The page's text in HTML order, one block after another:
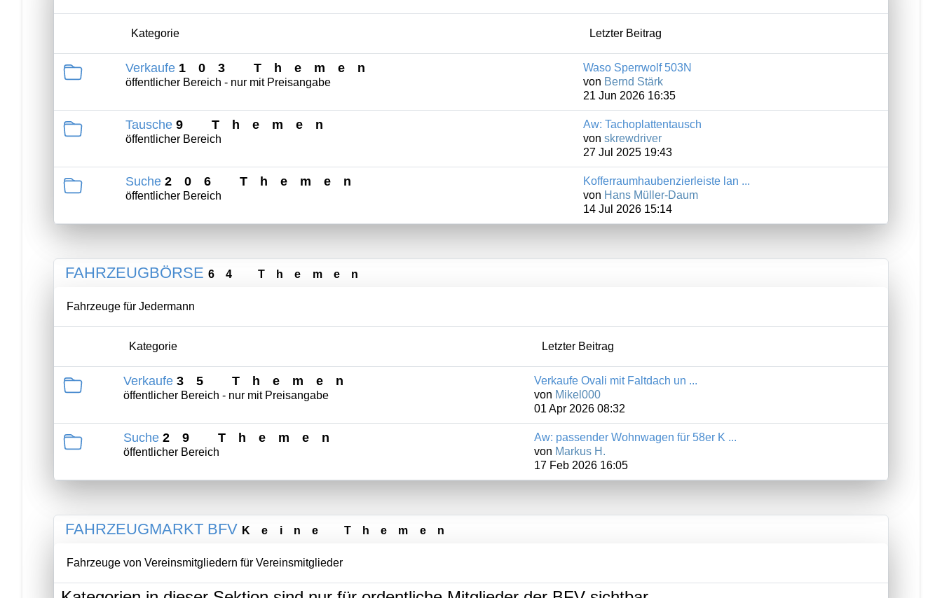
Kategorie Letzter Beitrag
Verkaufe 103 Themen
öffentlicher Bereich - nur mit Preisangabe
Waso Sperrwolf 503N
von Bernd Stärk
21 Jun 2026 16:35
Tausche 9 Themen
öffentlicher Bereich
Aw: Tachoplattentausch
von skrewdriver
27 Jul 2025 19:43
Suche 206 Themen
öffentlicher Bereich
Kofferraumhaubenzierleiste lan ...
von Hans Müller-Daum
14 Jul 2026 15:14
FAHRZEUGBÖRSE 64 Themen
Fahrzeuge für Jedermann
Kategorie Letzter Beitrag
Verkaufe 35 Themen
öffentlicher Bereich - nur mit Preisangabe
Verkaufe Ovali mit Faltdach un ...
von Mikel000
01 Apr 2026 08:32
Suche 29 Themen
öffentlicher Bereich
Aw: passender Wohnwagen für 58er K ...
von Markus H.
17 Feb 2026 16:05
FAHRZEUGMARKT BFV Keine Themen
Fahrzeuge von Vereinsmitgliedern für Vereinsmitglieder